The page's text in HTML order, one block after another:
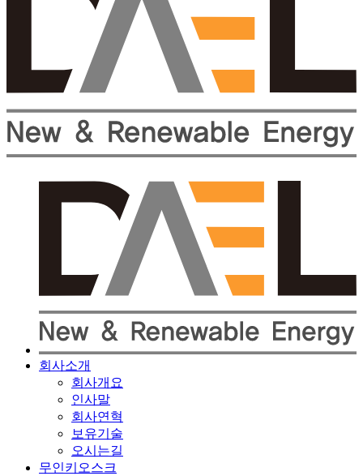
회사소개
회사개요
인사말
회사연혁
보유기술
오시는길
무인키오스크